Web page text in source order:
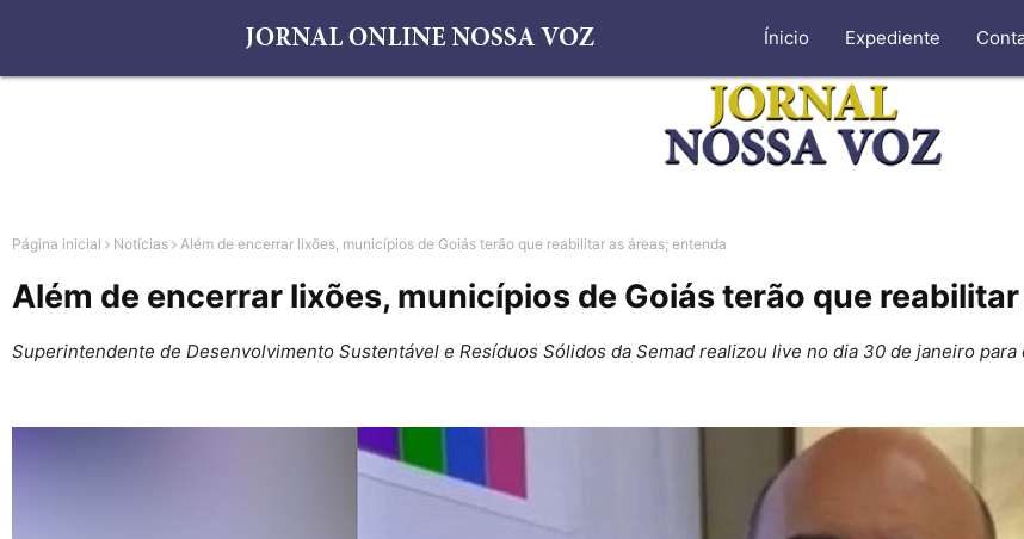
Ínicio Expediente
Página inicial Notícias Além de encerrar lixões, municípios de Goiás terão que reabilitar as áreas; entenda
Além de encerrar lixões, municípios de Goiás terão que
Superintendente de Desenvolvimento Sustentável e Resíduos Sólidos da Semad realizou live no dia 30 de janeiro